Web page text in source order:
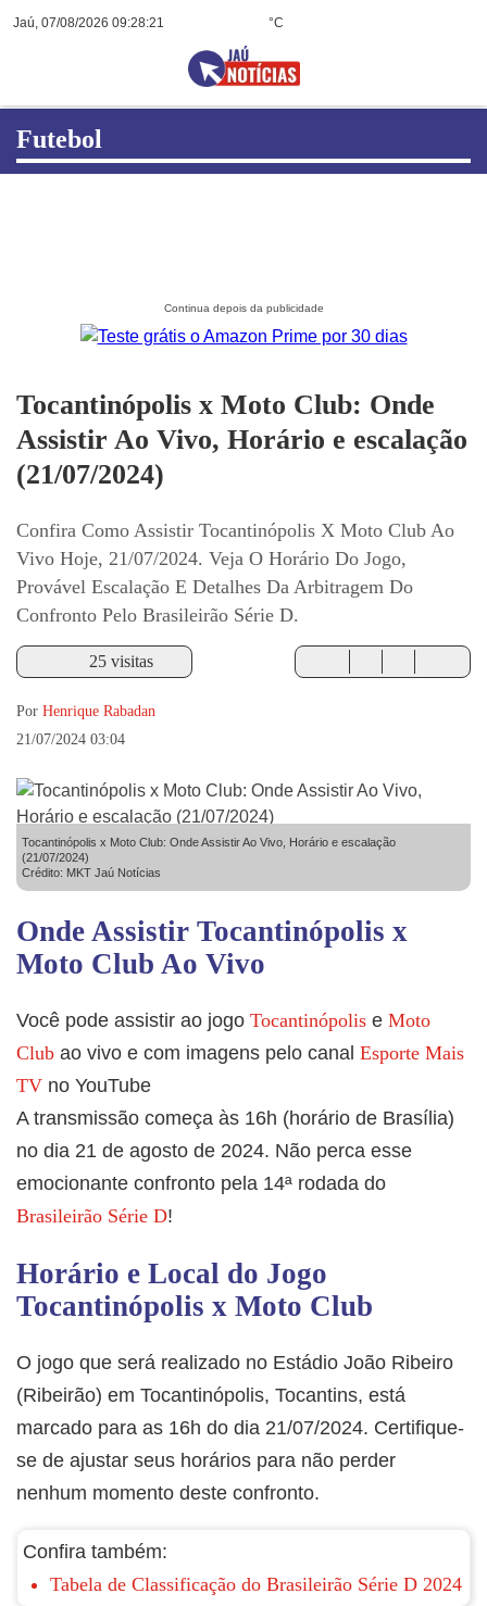
Jaú, 07/08/2026 09:28:22 °C
Futebol
Tocantinópolis x Moto Club: Onde
Assistir Ao Vivo, Horário e escalação
(21/07/2024)
Confira Como Assistir Tocantinópolis X Moto Club Ao
Vivo Hoje, 21/07/2024. Veja O Horário Do Jogo,
Provável Escalação E Detalhes Da Arbitragem Do
Confronto Pelo Brasileirão Série D.
25 visitas
Por Henrique Rabadan
21/07/2024 03:04
Tocantinópolis x Moto Club: Onde Assistir Ao Vivo, Horário e escalação
(21/07/2024)
Crédito: MKT Jaú Notícias
Onde Assistir Tocantinópolis x
Moto Club Ao Vivo
Você pode assistir ao jogo Tocantinópolis e Moto
Club ao vivo e com imagens pelo canal Esporte Mais
TV no YouTube
A transmissão começa às 16h (horário de Brasília)
no dia 21 de agosto de 2024. Não perca esse
emocionante confronto pela 14ª rodada do
Brasileirão Série D!
Horário e Local do Jogo
Tocantinópolis x Moto Club
O jogo que será realizado no Estádio João Ribeiro
(Ribeirão) em Tocantinópolis, Tocantins, está
marcado para as 16h do dia 21/07/2024. Certifique-
se de ajustar seus horários para não perder
nenhum momento deste confronto.
Confira também:
Tabela de Classificação do Brasileirão Série D 2024